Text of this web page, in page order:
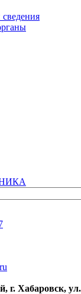
г. Хабаровск,